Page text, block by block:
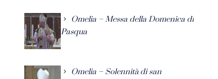
Omelia – Messa della Domenica di
Pasqua
Omelia – Solennità di san